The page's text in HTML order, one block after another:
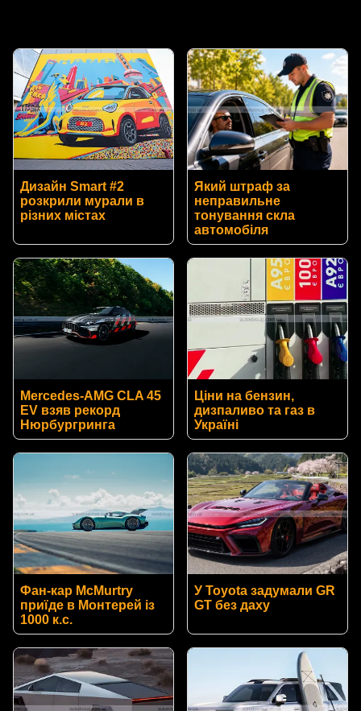
Дизайн Smart #2
розкрили мурали в
різних містах
Який штраф за
неправильне
тонування скла
автомобіля
Mercedes-AMG CLA 45
EV взяв рекорд
Нюрбургринга
Ціни на бензин,
дизпаливо та газ в
Україні
Фан-кар McMurtry
приїде в Монтерей із
1000 к.с.
У Toyota задумали GR
GT без даху